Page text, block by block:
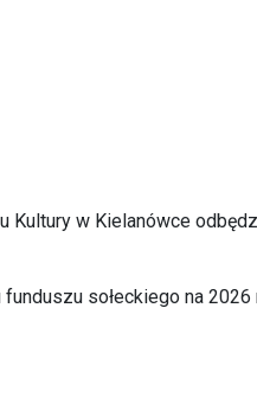
Kultury w Kielanówce
sołeckiego na 2026